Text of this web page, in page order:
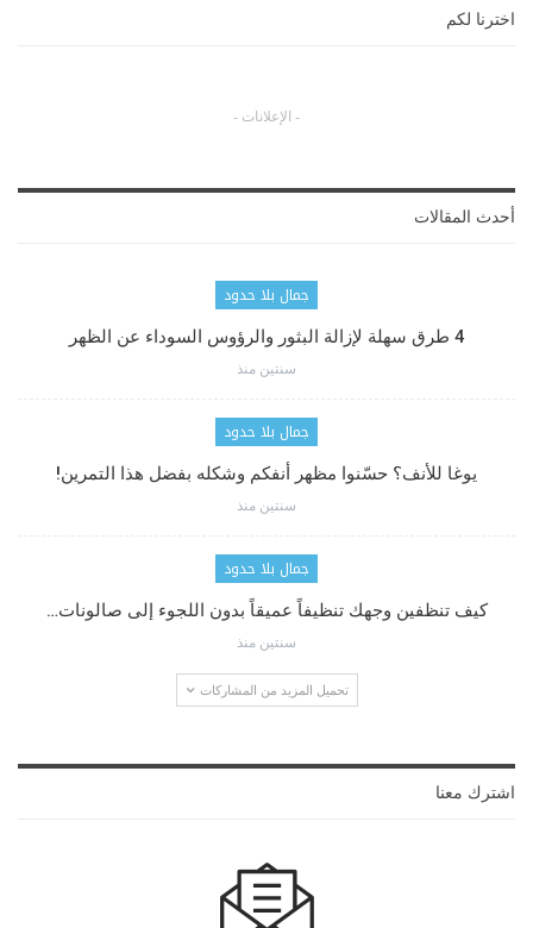
اخترنا لكم
- الإعلانات -
أحدث المقالات
جمال بلا حدود
4 طرق سهلة لإزالة البثور والرؤوس السوداء عن الظهر
سنتين منذ
جمال بلا حدود
يوغا للأنف؟ حسّنوا مظهر أنفكم وشكله بفضل هذا التمرين!
سنتين منذ
جمال بلا حدود
كيف تنظفين وجهك تنظيفاً عميقاً بدون اللجوء إلى صالونات…
سنتين منذ
تحميل المزيد من المشاركات
اشترك معنا